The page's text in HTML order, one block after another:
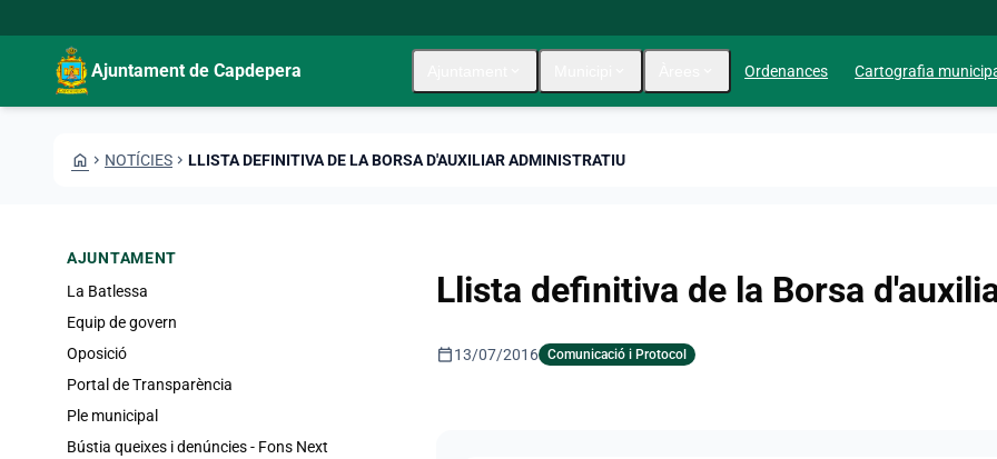
Ajuntament de Capdepera Ordenances Cartografia
HOME CHEVRON_RIGHT NOTÍCIES CHEVRON_RIGHT LLISTA DEFINITIVA DE LA BORSA D'AUXILIAR ADMINISTRATIU
AJUNTAMENT
La Batlessa
Equip de govern
Oposició
Portal de Transparència
Ple municipal
Bústia queixes i denúncies - Fons Next
Llista definitiva de la Borsa
calendar_today13/07/2016 Comunicació i Protocol